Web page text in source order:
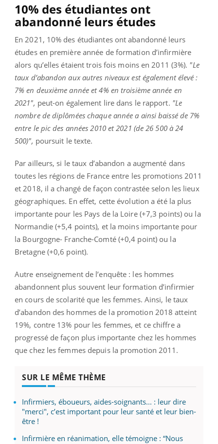
10% des étudiantes ont
abandonné leurs études
En 2021, 10% des étudiantes ont abandonné leurs
études en première année de formation d’infirmière
alors qu’elles étaient trois fois moins en 2011 (3%). "Le
taux d’abandon aux autres niveaux est également élevé :
7% en deuxième année et 4% en troisième année en
2021", peut-on également lire dans le rapport. "Le
nombre de diplômées chaque année a ainsi baissé de 7%
entre le pic des années 2010 et 2021 (de 26 500 à 24
500)", poursuit le texte.
Par ailleurs, si le taux d’abandon a augmenté dans
toutes les régions de France entre les promotions 2011
et 2018, il a changé de façon contrastée selon les lieux
géographiques. En effet, cette évolution a été la plus
importante pour les Pays de la Loire (+7,3 points) ou la
Normandie (+5,4 points), et la moins importante pour
la Bourgogne- Franche-Comté (+0,4 point) ou la
Bretagne (+0,6 point).
Autre enseignement de l’enquête : les hommes
abandonnent plus souvent leur formation d’infirmier
en cours de scolarité que les femmes. Ainsi, le taux
d’abandon des hommes de la promotion 2018 atteint
19%, contre 13% pour les femmes, et ce chiffre a
progressé de façon plus importante chez les hommes
que chez les femmes depuis la promotion 2011.
SUR LE MÊME THÈME
Infirmiers, éboueurs, aides-soignants... : leur dire
"merci", c’est important pour leur santé et leur bien-
être !
Infirmière en réanimation, elle témoigne : “Nous